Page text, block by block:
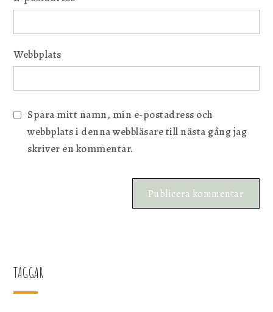
Webbplats
Spara mitt namn, min e-postadress och
webbplats i denna webbläsare till nästa gång jag
skriver en kommentar.
TAGGAR